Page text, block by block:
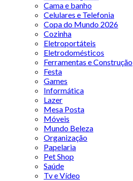
Cama e banho
Celulares e Telefonia
Copa do Mundo 2026
Cozinha
Eletroportáteis
Eletrodomésticos
Ferramentas e Construção
Festa
Games
Informática
Lazer
Mesa Posta
Móveis
Mundo Beleza
Organização
Papelaria
Pet Shop
Saúde
Tv e Vídeo